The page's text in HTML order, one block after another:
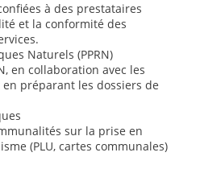
à des prestataires
et la conformité des
Naturels (PPRN)
en collaboration avec les
préparant les dossiers de
sur la prise en
(PLU, cartes communales)